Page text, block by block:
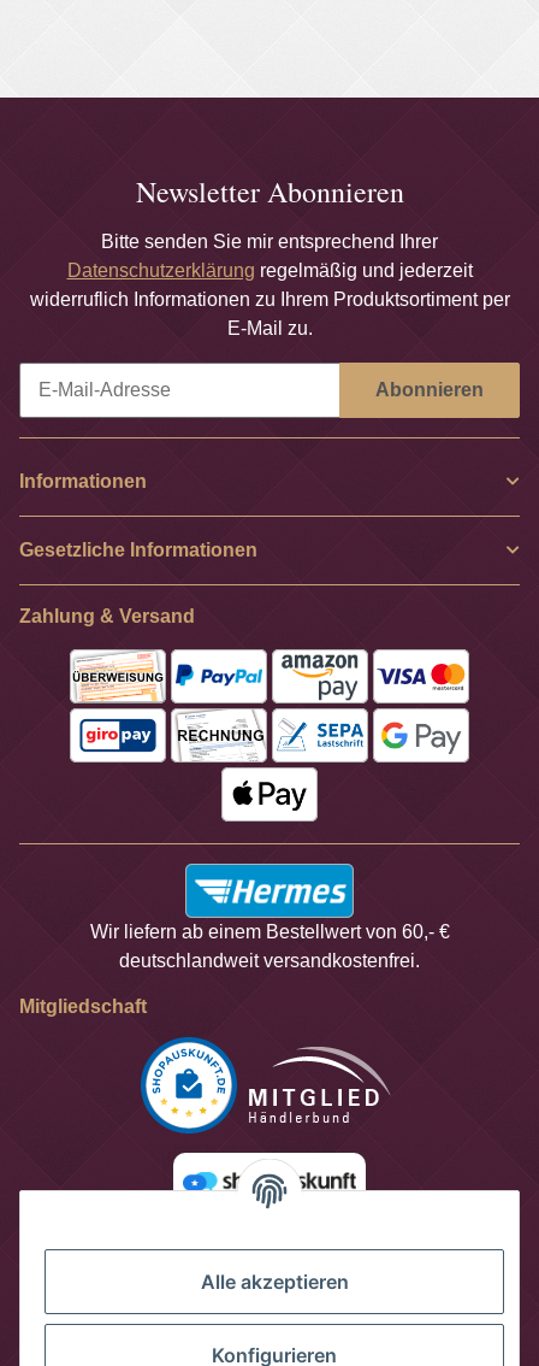
Alle akzeptieren
Konfigurieren
Newsletter Abonnieren
Bitte senden Sie mir entsprechend Ihrer
Datenschutzerklärung regelmäßig und jederzeit
widerruflich Informationen zu Ihrem Produktsortiment per
E-Mail zu.
Abonnieren
Informationen
Gesetzliche Informationen
Zahlung & Versand
Wir liefern ab einem Bestellwert von 60,- €
deutschlandweit versandkostenfrei.
Mitgliedschaft